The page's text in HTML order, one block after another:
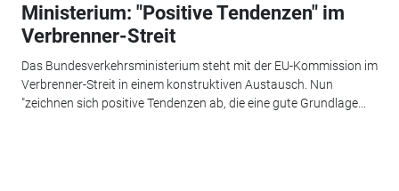
Ministerium: "Positive Tendenzen" im
Verbrenner-Streit
Das Bundesverkehrsministerium steht mit der EU-Kommission im
Verbrenner-Streit in einem konstruktiven Austausch. Nun
"zeichnen sich positive Tendenzen ab, die eine gute Grundlage...